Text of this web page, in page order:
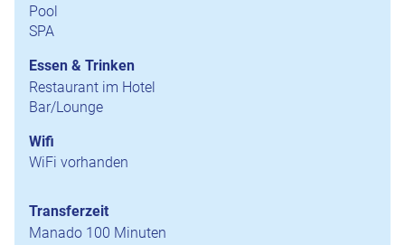
Pool
SPA
Essen & Trinken
Restaurant im Hotel
Bar/Lounge
Wifi
WiFi vorhanden
Transferzeit
Manado 100 Minuten